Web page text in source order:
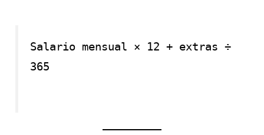
Salario mensual × 12 + extras ÷
365